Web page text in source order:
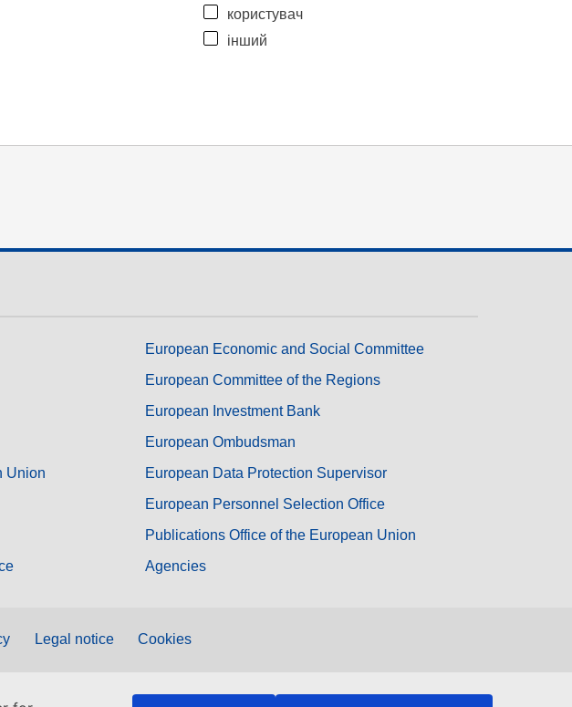
користувач
інший
Union
European Economic and Social Committee
European Committee of the Regions
European Investment Bank
European Ombudsman
European Data Protection Supervisor
European Personnel Selection Office
Publications Office of the European Union
Agencies
Legal notice Cookies